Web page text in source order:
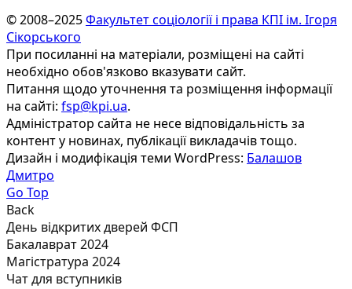
© 2008–2025Факультет соціології і права КПІ ім. Ігоря
Сікорського
При посиланні на матеріали, розміщені на сайті
необхідно обов'язково вказувати сайт.
Питання щодо уточнення та розміщення інформації
на сайті: fsp@kpi.ua.
Адміністратор сайта не несе відповідальність за
контент у новинах, публікації викладачів тощо.
Дизайн і модифікація теми WordPress: Балашов
Дмитро
Go Top
Back
День відкритих дверей ФСП
Бакалаврат 2024
Магістратура 2024
Чат для вступників